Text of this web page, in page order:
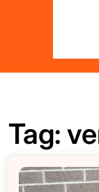
Tag: